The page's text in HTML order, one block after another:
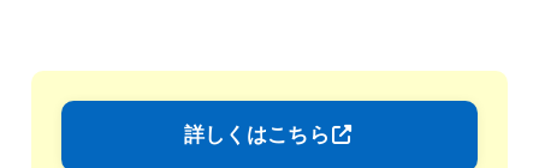
詳しくはこちら